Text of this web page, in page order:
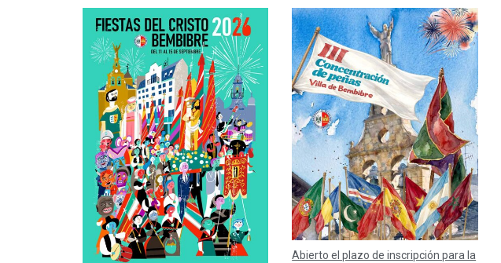
Abierto el plazo de inscripción para la